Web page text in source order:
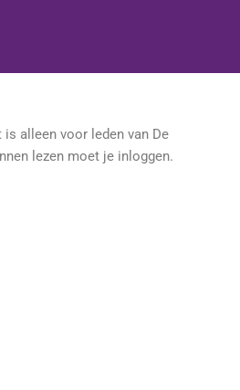
alleen voor leden van De
lezen moet je inloggen.